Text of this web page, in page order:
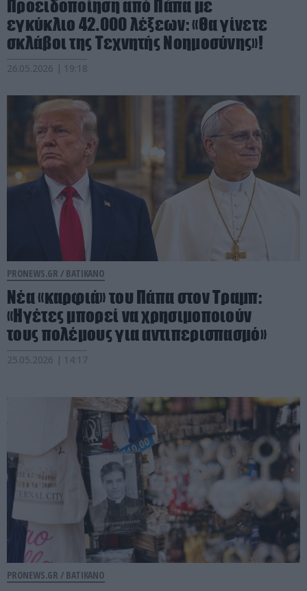
Προειδοποίηση από Πάπα με
εγκύκλιο 42.000 λέξεων: «Θα γίνετε
σκλάβοι της Τεχνητής Νοημοσύνης»!
26.05.2026 | 19:18
PRONEWS.GR / ΒΑΤΙΚΑΝΟ
Νέα «καρφιά» του Πάπα στον Τραμπ:
«Ηγέτες μπορεί να χρησιμοποιούν
τους πολέμους για αντιπερισπασμό»
25.05.2026 | 14:17
PRONEWS.GR / ΒΑΤΙΚΑΝΟ